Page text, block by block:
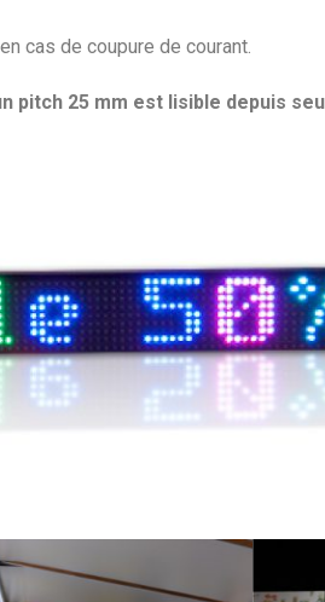
cas de coupure de courant.
pitch 25 mm est lisible depuis